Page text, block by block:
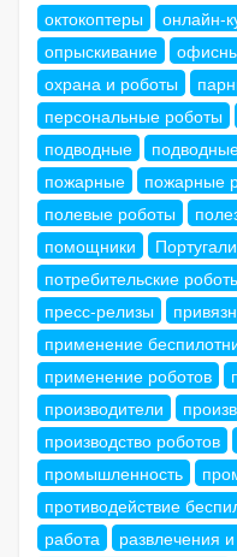
октокоптеры
онлайн-
опрыскивание
охрана и роботы
персональные роботы
подводные
пожарные
пожарные
полевые роботы
помощники
потребительские
пресс-релизы
применение
применение роботов
производители
производство роботов
промышленность
противодействие
работа
развлечения